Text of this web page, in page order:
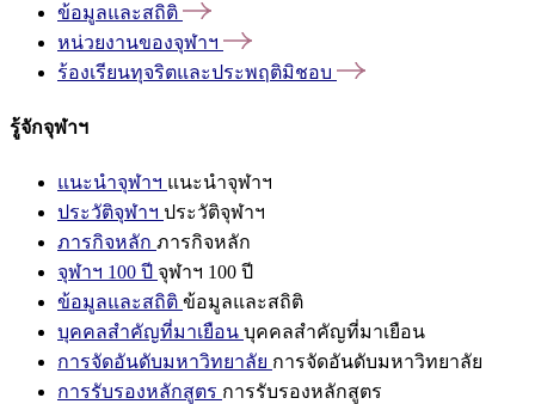
ข้อมูลและสถิติ
หน่วยงานของจุฬาฯ
ร้องเรียนทุจริตและประพฤติมิชอบ
รู้จักจุฬาฯ
แนะนำจุฬาฯ แนะนำจุฬาฯ
ประวัติจุฬาฯ ประวัติจุฬาฯ
ภารกิจหลัก ภารกิจหลัก
จุฬาฯ 100 ปี จุฬาฯ 100 ปี
ข้อมูลและสถิติ ข้อมูลและสถิติ
บุคคลสำคัญที่มาเยือน บุคคลสำคัญที่มาเยือน
การจัดอันดับมหาวิทยาลัย การจัดอันดับมหาวิทยาลัย
การรับรองหลักสูตร การรับรองหลักสูตร